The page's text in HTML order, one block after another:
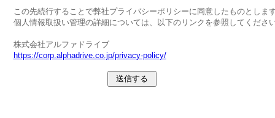
この先続行することで弊社プライバシーポリシーに同意したものとしま
個人情報取扱い管理の詳細については、以下のリンクを参照してくださ
株式会社アルファドライブ
https://corp.alphadrive.co.jp/privacy-policy/